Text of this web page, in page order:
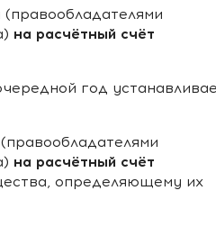
на расчётный счёт
год
на расчётный счёт
определяющему их